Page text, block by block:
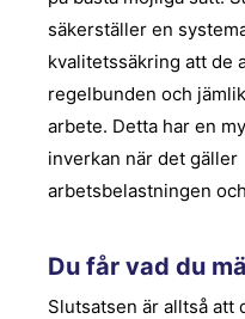
säkerställer en
kvalitetssäkring att de
regelbunden och
arbete. Detta har en
inverkan när det gäller
arbetsbelastningen
Du får vad du
Slutsatsen är alltså att